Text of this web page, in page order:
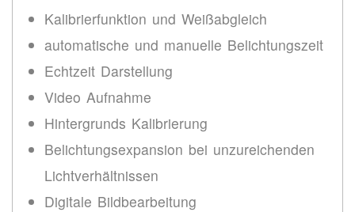
Kalibrierfunktion und Weißabgleich
automatische und manuelle Belichtungszeit
Echtzeit Darstellung
Video Aufnahme
Hintergrunds Kalibrierung
Belichtungsexpansion bei unzureichenden
Lichtverhältnissen
Digitale Bildbearbeitung